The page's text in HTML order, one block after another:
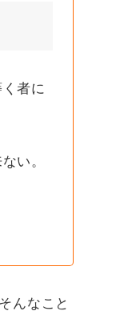
者に
い。
んなこと